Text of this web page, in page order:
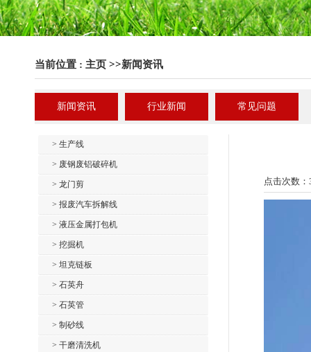
当前位置 : 主页 >>新闻资讯
新闻资讯 行业新闻 常见问题
点击次数：
> 生产线
> 废钢废铝破碎机
> 龙门剪
> 报废汽车拆解线
> 液压金属打包机
> 挖掘机
> 坦克链板
> 石英舟
> 石英管
> 制砂线
> 干磨清洗机